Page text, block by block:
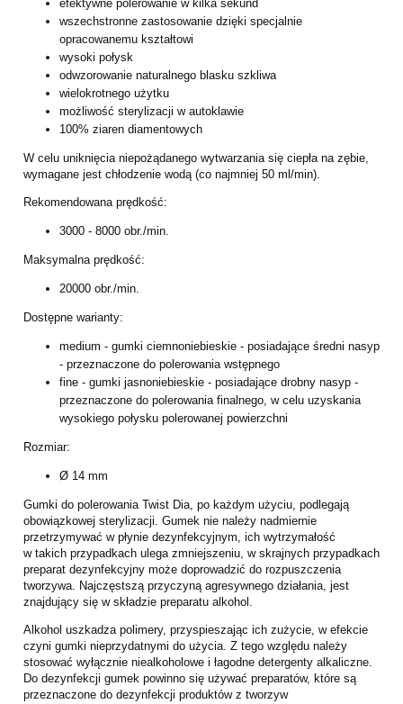
efektywne polerowanie w kilka sekund
wszechstronne zastosowanie dzięki specjalnie
opracowanemu kształtowi
wysoki połysk
odwzorowanie naturalnego blasku szkliwa
wielokrotnego użytku
możliwość sterylizacji w autoklawie
100% ziaren diamentowych
W celu uniknięcia niepożądanego wytwarzania się ciepła na zębie,
wymagane jest chłodzenie wodą (co najmniej 50 ml/min).
Rekomendowana prędkość:
3000 - 8000 obr./min.
Maksymalna prędkość:
20000 obr./min.
Dostępne warianty:
medium - gumki ciemnoniebieskie - posiadające średni nasyp
- przeznaczone do polerowania wstępnego
fine - gumki jasnoniebieskie - posiadające drobny nasyp -
przeznaczone do polerowania finalnego, w celu uzyskania
wysokiego połysku polerowanej powierzchni
Rozmiar:
Ø 14 mm
Gumki do polerowania Twist Dia, po każdym użyciu, podlegają
obowiązkowej sterylizacji. Gumek nie należy nadmiernie
przetrzymywać w płynie dezynfekcyjnym, ich wytrzymałość
w takich przypadkach ulega zmniejszeniu, w skrajnych przypadkach
preparat dezynfekcyjny może doprowadzić do rozpuszczenia
tworzywa. Najczęstszą przyczyną agresywnego działania, jest
znajdujący się w składzie preparatu alkohol.
Alkohol uszkadza polimery, przyspieszając ich zużycie, w efekcie
czyni gumki nieprzydatnymi do użycia. Z tego względu należy
stosować wyłącznie niealkoholowe i łagodne detergenty alkaliczne.
Do dezynfekcji gumek powinno się używać preparatów, które są
przeznaczone do dezynfekcji produktów z tworzyw